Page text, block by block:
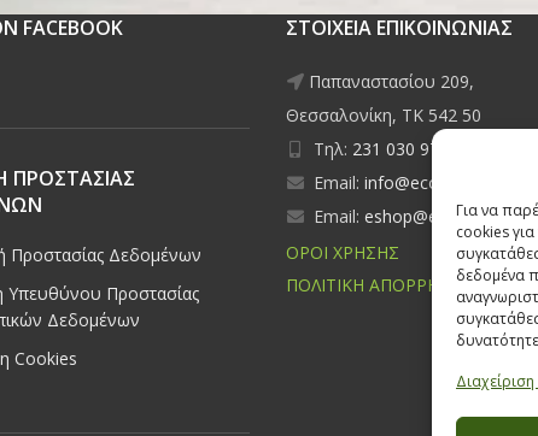
Για να
cookies
δεδομένα
FACEBOOK
ΠΡΟΣΤΑΣΙΑΣ
Προστασίας Δεδομένων
Προστασίας
Δεδομένων
Cookies
ΣΤΟΙΧΕΙΑ ΕΠΙΚΟΙΝΩΝΙΑΣ
Παπαναστασίου 209,
Θεσσαλονίκη, ΤΚ 542 50
Τηλ: 231 030 9709
Email: info@ecobuildings.gr
Email:
ΟΡΟΙ ΧΡΗΣΗΣ
ΠΟΛΙΤΙΚΗ ΑΠΟΡΡΗΤΟΥ